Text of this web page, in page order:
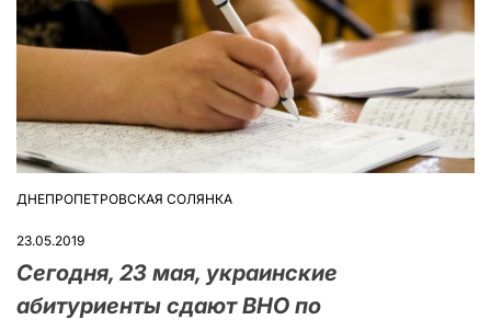
ОПУБЛІКУВАТИ
ДНЕПРОПЕТРОВСКАЯ СОЛЯНКА
23.05.2019
Сегодня, 23 мая, украинские
абитуриенты сдают ВНО по